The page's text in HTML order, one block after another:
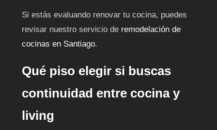
Si estás evaluando renovar tu cocina, puedes
revisar nuestro servicio de remodelación de
cocinas en Santiago.
Qué piso elegir si buscas
continuidad entre cocina y
living